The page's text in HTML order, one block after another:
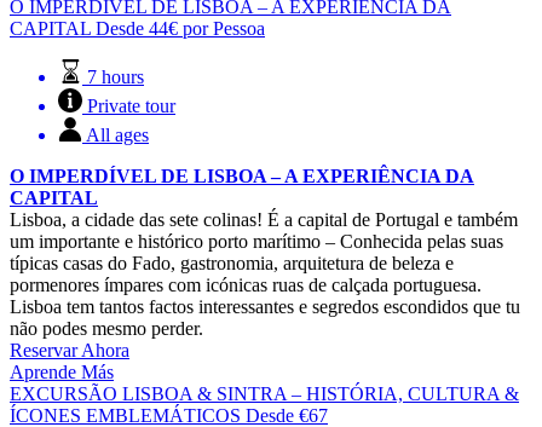
O IMPERDÍVEL DE LISBOA – A EXPERIÊNCIA DA
CAPITAL Desde 44€ por Pessoa
7 hours
Private tour
All ages
O IMPERDÍVEL DE LISBOA – A EXPERIÊNCIA DA
CAPITAL
Lisboa, a cidade das sete colinas! É a capital de Portugal e também
um importante e histórico porto marítimo – Conhecida pelas suas
típicas casas do Fado, gastronomia, arquitetura de beleza e
pormenores ímpares com icónicas ruas de calçada portuguesa.
Lisboa tem tantos factos interessantes e segredos escondidos que tu
não podes mesmo perder.
Reservar Ahora
Aprende Más
EXCURSÃO LISBOA & SINTRA – HISTÓRIA, CULTURA &
ÍCONES EMBLEMÁTICOS Desde €67